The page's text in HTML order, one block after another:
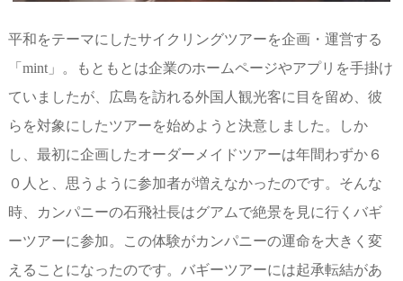
平和をテーマにしたサイクリングツアーを企画・運営する
「mint」。もともとは企業のホームページやアプリを手掛け
ていましたが、広島を訪れる外国人観光客に目を留め、彼
らを対象にしたツアーを始めようと決意しました。しか
し、最初に企画したオーダーメイドツアーは年間わずか６
０人と、思うように参加者が増えなかったのです。そんな
時、カンパニーの石飛社長はグアムで絶景を見に行くバギ
ーツアーに参加。この体験がカンパニーの運命を大きく変
えることになったのです。バギーツアーには起承転結があ